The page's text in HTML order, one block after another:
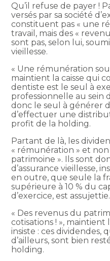
Qu’il refuse de payer !
versés par sa société
constituent pas « une
travail, mais des «
sont pas, selon lui,
vieillesse.
« Une rémunération
maintient la caisse qui
dentiste est le seul à
professionnelle au sein
donc le seul à générer
d’effectuer une
profit de la holding.
Partant de là, les
« rémunération » et
patrimoine ». Ils sont
d’assurance vieillesse,
en outre, que seule la
supérieure à 10 % du
d’exercice, est assujettie.
« Des revenus du
cotisations ! »,
insiste : ces dividendes,
d’ailleurs, sont bien
holding.